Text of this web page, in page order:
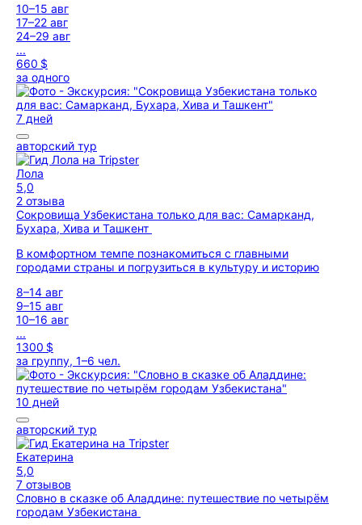
10–15 авг
17–22 авг
24–29 авг
...
660 $
за одного
7 дней
авторский тур
Лола
5,0
2 отзыва
Сокровища Узбекистана только для вас: Самарканд,
Бухара, Хива и Ташкент
В комфортном темпе познакомиться с главными
городами страны и погрузиться в культуру и историю
8–14 авг
9–15 авг
10–16 авг
...
1300 $
за группу, 1–6 чел.
10 дней
авторский тур
Екатерина
5,0
7 отзывов
Словно в сказке об Аладдине: путешествие по четырём
городам Узбекистана